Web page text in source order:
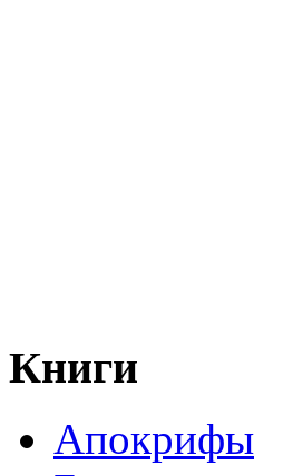
Книги
Апокрифы